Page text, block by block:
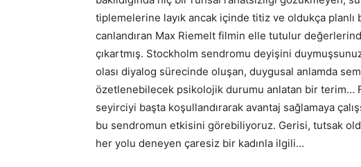
tiplemelerine layık ancak içinde titiz ve oldukça planlı
canlandıran Max Riemelt filmin elle tutulur
çıkartmış. Stockholm sendromu deyişini
olası diyalog sürecinde oluşan, duygusal anlamda
özetlenebilecek psikolojik durumu anlatan bir terim…
seyirciyi başta koşullandırarak avantaj sağlamaya
bu sendromun etkisini görebiliyoruz. Gerisi, tutsak
her yolu deneyen çaresiz bir kadınla ilgili…